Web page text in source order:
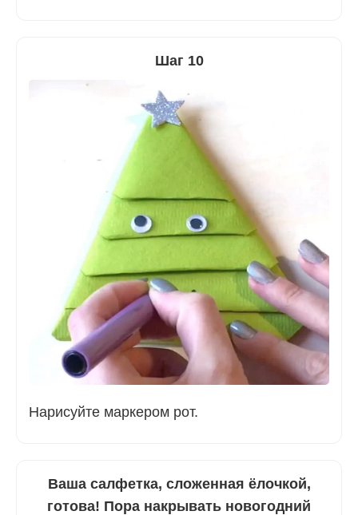
Шаг 10
Нарисуйте маркером рот.
Ваша салфетка, сложенная ёлочкой,
готова! Пора накрывать новогодний